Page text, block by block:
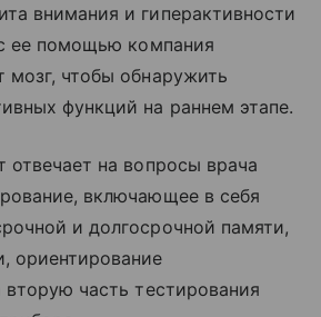
внимания и гиперактивности
ее помощью компания
мозг, чтобы обнаружить
функций на раннем этапе.
отвечает на вопросы врача
включающее в себя
и долгосрочной памяти,
ориентирование
вторую часть тестирования